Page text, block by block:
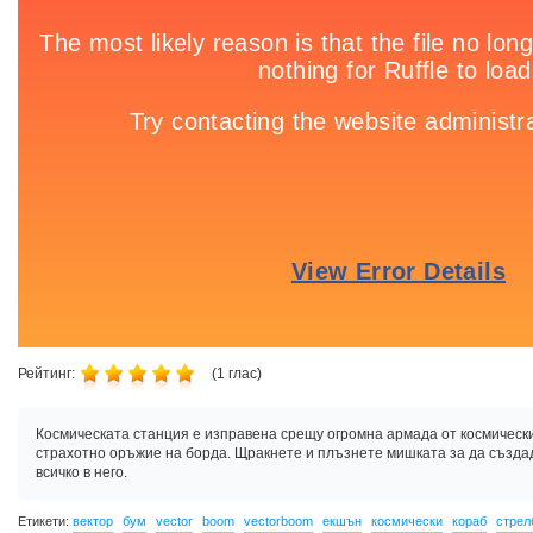
Рейтинг: (1 глас)
Космическата станция е изправена срещу огромна армада от
страхотно оръжие на борда. Щракнете и плъзнете мишката за да
всичко в него.
Етикети: вектор бум vector boom vectorboom екшън космически кораб